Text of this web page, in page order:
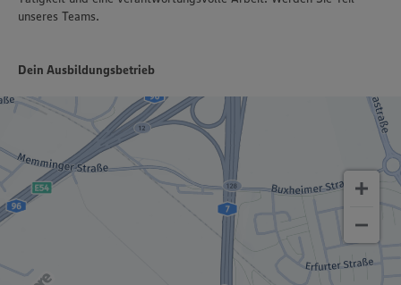
unseres Teams.
Dein Ausbildungsbetrieb